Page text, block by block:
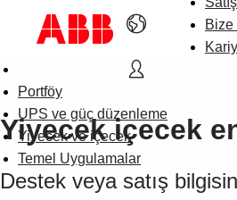
Bize
Portföy
UPS ve güç düzenleme
Yiyecek ve içecek
Temel Uygulamalar
Yiyecek içecek
Destek veya satış